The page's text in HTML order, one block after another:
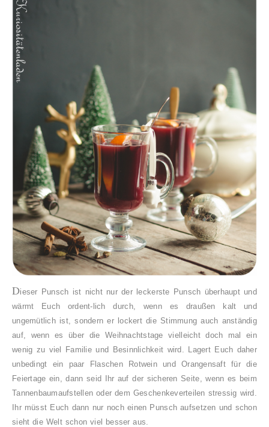
Dieser Punsch ist nicht nur der leckerste Punsch überhaupt und
wärmt Euch ordent-lich durch, wenn es draußen kalt und
ungemütlich ist, sondern er lockert die Stimmung auch anständig
auf, wenn es über die Weihnachtstage vielleicht doch mal ein
wenig zu viel Familie und Besinnlichkeit wird. Lagert Euch daher
unbedingt ein paar Flaschen Rotwein und Orangensaft für die
Feiertage ein, dann seid Ihr auf der sicheren Seite, wenn es beim
Tannenbaumaufstellen oder dem Geschenkeverteilen stressig wird.
Ihr müsst Euch dann nur noch einen Punsch aufsetzen und schon
sieht die Welt schon viel besser aus.